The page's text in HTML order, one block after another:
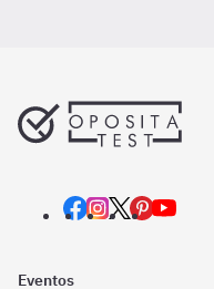
Eventos